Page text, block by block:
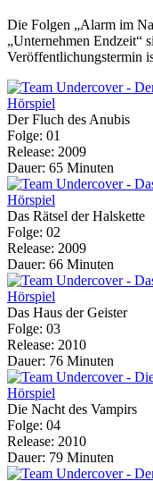
Die Folgen „Alarm im
„Unternehmen Endzeit“
Veröffentlichungstermin
Der Fluch des Anubis
Folge: 01
Release: 2009
Dauer: 65 Minuten
Das Rätsel der Halskette
Folge: 02
Release: 2009
Dauer: 66 Minuten
Das Haus der Geister
Folge: 03
Release: 2010
Dauer: 76 Minuten
Die Nacht des Vampirs
Folge: 04
Release: 2010
Dauer: 79 Minuten